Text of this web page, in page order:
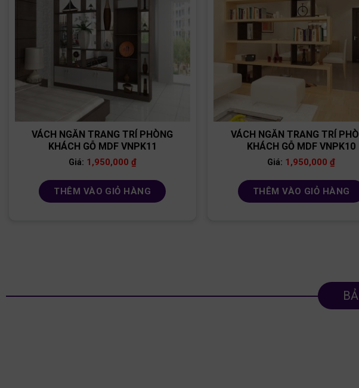
VÁCH NGĂN TRANG TRÍ PHÒNG
KHÁCH GỖ MDF VNPK11
Giá: 1,950,000 ₫
THÊM VÀO GIỎ HÀNG
VÁCH NGĂN TRANG TRÍ
KHÁCH GỖ MDF VNPK10
Giá: 1,950,000₫
THÊM VÀO GIỎ HÀNG